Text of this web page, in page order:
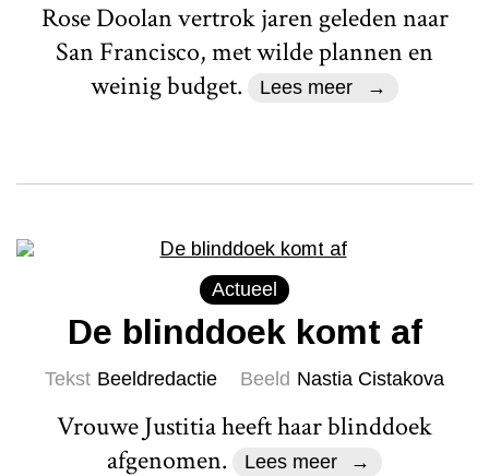
Rose Doolan vertrok jaren geleden naar
San Francisco, met wilde plannen en
weinig budget.
Lees meer
Actueel
De blinddoek komt af
Tekst Beeldredactie Beeld Nastia Cistakova
Vrouwe Justitia heeft haar blinddoek
afgenomen.
Lees meer